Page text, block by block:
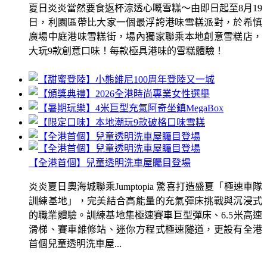
夏日炎炎當然要食返杯涼透心嘅雪糕～由即日起至8月19
日，利園區帶比大家一個最浮誇港味雪糕派對，於希慎
廣場中庭港味雪糕街，場內獨家聯乘本地創意雪糕店，
大玩9款創意口味！每款極具港味的雪糕體驗！
【全港首個】兒童透明洗車屋矚目登場
炎炎夏日奧海城聯乘Jumptopia 驚喜打造盛夏「極速車隊
訓練基地」，完美結合高能量的充氣彈床挑戰與沉浸式
的職業體驗。訓練基地集極速賽車巨型彈床、6.5米高速
滑梯、賽車維修站、迷你方程式極速隧道，更設有全港
首個兒童透明洗車屋...